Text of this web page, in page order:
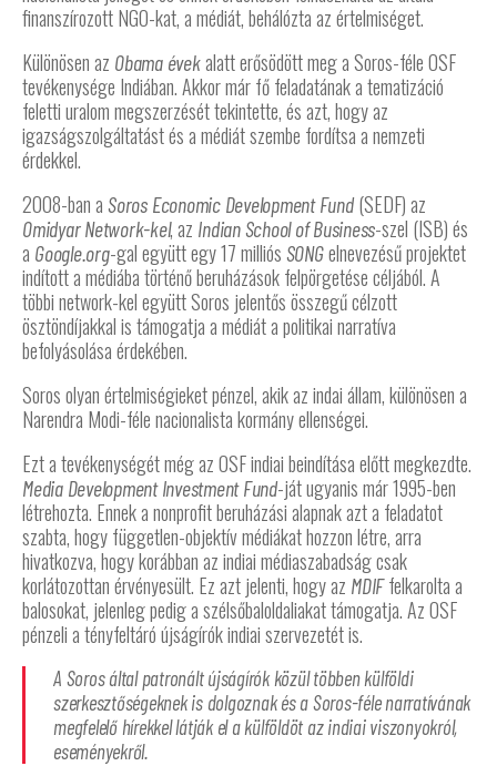
finanszírozott NGO-kat, a médiát, behálózta az értelmiséget.
Különösen az Obama évekalatt erősödött meg a Soros-féle OSF
tevékenysége Indiában. Akkor már fő feladatának a tematizáció
feletti uralom megszerzését tekintette, és azt, hogy az
igazságszolgáltatást és a médiát szembe fordítsa a nemzeti
érdekkel.
2008-ban a Soros Economic Development Fund(SEDF) az
Omidyar Network-kel, az Indian School of Business-szel (ISB) és
a Google.org-gal együtt egy 17 milliós SONGelnevezésű projektet
indított a médiába történő beruházások felpörgetése céljából. A
többi network-kel együtt Soros jelentős összegű célzott
ösztöndíjakkal is támogatja a médiát a politikai narratíva
befolyásolása érdekében.
Soros olyan értelmiségieket pénzel, akik az indai állam, különösen a
Narendra Modi-féle nacionalista kormány ellenségei.
Ezt a tevékenységét még az OSF indiai beindítása előtt megkezdte.
Media Development Investment Fund-ját ugyanis már 1995-ben
létrehozta. Ennek a nonprofit beruházási alapnak azt a feladatot
szabta, hogy független-objektív médiákat hozzon létre, arra
hivatkozva, hogy korábban az indiai médiaszabadság csak
korlátozottan érvényesült. Ez azt jelenti, hogy az MDIFfelkarolta a
balosokat, jelenleg pedig a szélsőbaloldaliakat támogatja. Az OSF
pénzeli a tényfeltáró újságírók indiai szervezetét is.
A Soros által patronált újságírók közül többen külföldi
szerkesztőségeknek is dolgoznak és a Soros-féle narratívának
megfelelő hírekkel látják el a külföldöt az indiai viszonyokról,
eseményekről.